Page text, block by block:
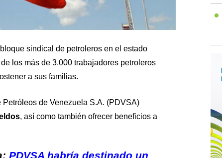
sindical de petroleros en el estado
los más de 3.000 trabajadores petroleros
a sus familias.
de Venezuela S.A. (PDVSA)
, así como también ofrecer beneficios a
PDVSA habría destinado un